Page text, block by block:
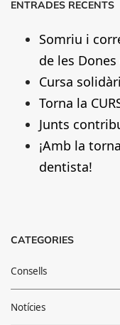
ENTRADES RECENTS
Somriu i
de les Dones
Cursa
Torna la
Junts
¡Amb la
dentista!
CATEGORIES
Consells
Notícies